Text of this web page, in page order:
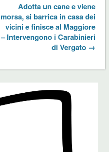
Adotta un cane e viene
morsa, si barrica in casa dei
vicini e finisce al Maggiore
– Intervengono i Carabinieri
di Vergato →